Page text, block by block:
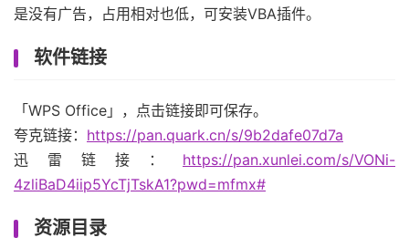
是没有广告，占用相对也低，可安装VBA插件。
软件链接
「WPS Office」，点击链接即可保存。
夸克链接： https://pan.quark.cn/s/9b2dafe07d7a
迅雷链接： https://pan.xunlei.com/s/VONi-
4zliBaD4iip5YcTjTskA1?pwd=mfmx#
资源目录